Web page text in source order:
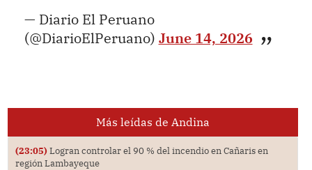
— Diario El Peruano
(@DiarioElPeruano) June 14, 2026
Más leídas de Andina
(23:05) Logran controlar el 90 % del incendio en Cañaris en
región Lambayeque